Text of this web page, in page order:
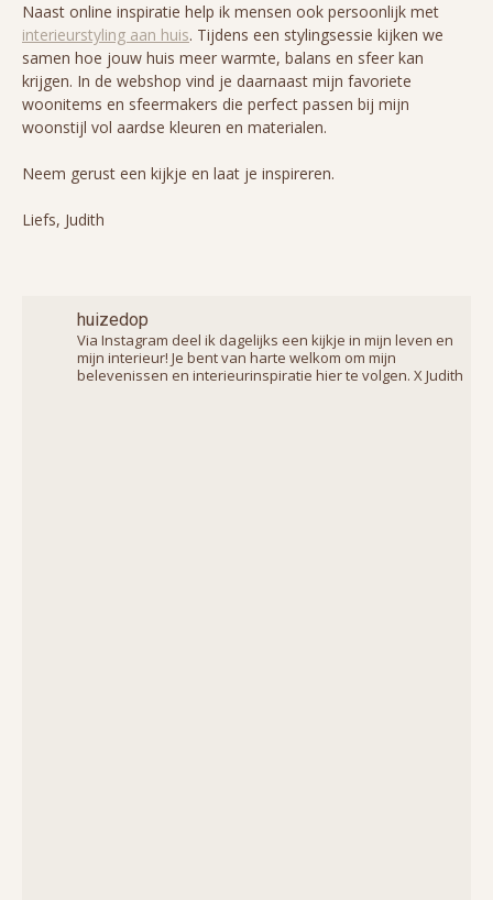
Naast online inspiratie help ik mensen ook persoonlijk met
interieurstyling aan huis. Tijdens een stylingsessie kijken we
samen hoe jouw huis meer warmte, balans en sfeer kan
krijgen. In de webshop vind je daarnaast mijn favoriete
woonitems en sfeermakers die perfect passen bij mijn
woonstijl vol aardse kleuren en materialen.
Neem gerust een kijkje en laat je inspireren.
Liefs, Judith
huizedop
Via Instagram deel ik dagelijks een kijkje in mijn leven en
mijn interieur! Je bent van harte welkom om mijn
belevenissen en interieurinspiratie hier te volgen. X Judith